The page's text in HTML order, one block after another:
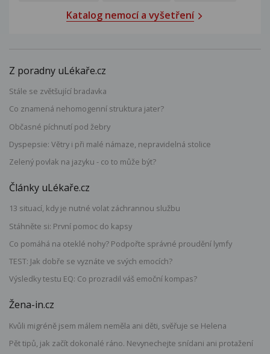
Katalog nemocí a vyšetření
Z poradny uLékaře.cz
Stále se zvětšující bradavka
Co znamená nehomogenní struktura jater?
Občasné píchnutí pod žebry
Dyspepsie: Větry i při malé námaze, nepravidelná stolice
Zelený povlak na jazyku - co to může být?
Články uLékaře.cz
13 situací, kdy je nutné volat záchrannou službu
Stáhněte si: První pomoc do kapsy
Co pomáhá na oteklé nohy? Podpořte správné proudění lymfy
TEST: Jak dobře se vyznáte ve svých emocích?
Výsledky testu EQ: Co prozradil váš emoční kompas?
Žena-in.cz
Kvůli migréně jsem málem neměla ani děti, svěřuje se Helena
Pět tipů, jak začít dokonalé ráno. Nevynechejte snídani ani protažení